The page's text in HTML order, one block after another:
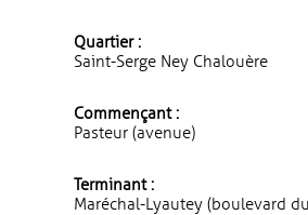
Quartier :
Saint-Serge Ney Chalouère
Commençant :
Pasteur (avenue)
Terminant :
Maréchal-Lyautey (boulevard